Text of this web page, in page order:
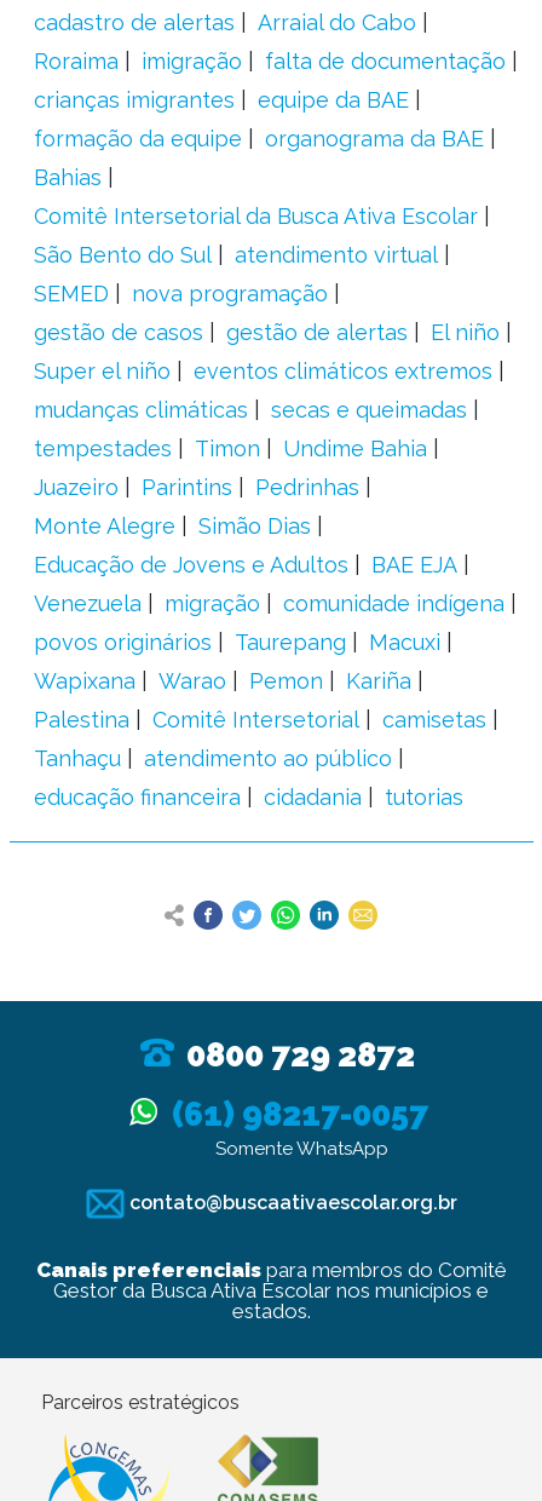
cadastro de alertas
Arraial do Cabo
Roraima
imigração
falta de documentação
crianças imigrantes
equipe da BAE
formação da equipe
organograma da BAE
Bahias
Comitê Intersetorial da Busca Ativa Escolar
São Bento do Sul
atendimento virtual
SEMED
nova programação
gestão de casos
gestão de alertas
El niño
Super el niño
eventos climáticos extremos
mudanças climáticas
secas e queimadas
tempestades
Timon
Undime Bahia
Juazeiro
Parintins
Pedrinhas
Monte Alegre
Simão Dias
Educação de Jovens e Adultos
BAE EJA
Venezuela
migração
comunidade indígena
povos originários
Taurepang
Macuxi
Wapixana
Warao Pemon
Kariña
Palestina
Comitê Intersetorial
camisetas
Tanhaçu
atendimento ao público
educação financeira
cidadania tutorias
0800 729 2872
(61) 98217-0057
Somente WhatsApp
contato@buscaativaescolar.org.br
Canais preferenciaispara membros do Comitê
Gestor da Busca Ativa Escolar nos municípios e
estados.
Parceiros estratégicos